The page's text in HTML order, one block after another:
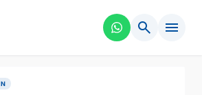
search menu